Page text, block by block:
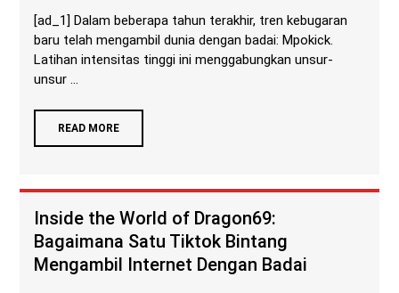
[ad_1] Dalam beberapa tahun terakhir, tren kebugaran
baru telah mengambil dunia dengan badai: Mpokick.
Latihan intensitas tinggi ini menggabungkan unsur-
unsur ...
READ MORE
Inside the World of Dragon69:
Bagaimana Satu Tiktok Bintang
Mengambil Internet Dengan Badai